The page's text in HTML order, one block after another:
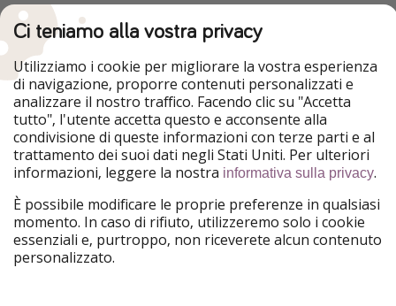
HolidayPirates
VakantiePiraten
WakacyjniPiraci
VoyagesPirates
Ferienpiraten
Urlaubspiraten
ViajerosPiratas
TravelPirates
Il nostro gruppo
HolidayPirates Group
Conoscici meglio
Chi siamo
Lavora con noi
Informazioni legali
Termini d' Uso
Informativa sulla privacy
Ci teniamo alla vostra privacy
Utilizziamo i cookie per migliorare la vostra esperienza
di navigazione, proporre contenuti personalizzati e
analizzare il nostro traffico. Facendo clic su "Accetta
tutto", l'utente accetta questo e acconsente alla
condivisione di queste informazioni con terze parti e al
trattamento dei suoi dati negli Stati Uniti. Per ulteriori
informazioni, leggere la nostra informativa sulla privacy.
È possibile modificare le proprie preferenze in qualsiasi
momento. In caso di rifiuto, utilizzeremo solo i cookie
essenziali e, purtroppo, non riceverete alcun contenuto
personalizzato.